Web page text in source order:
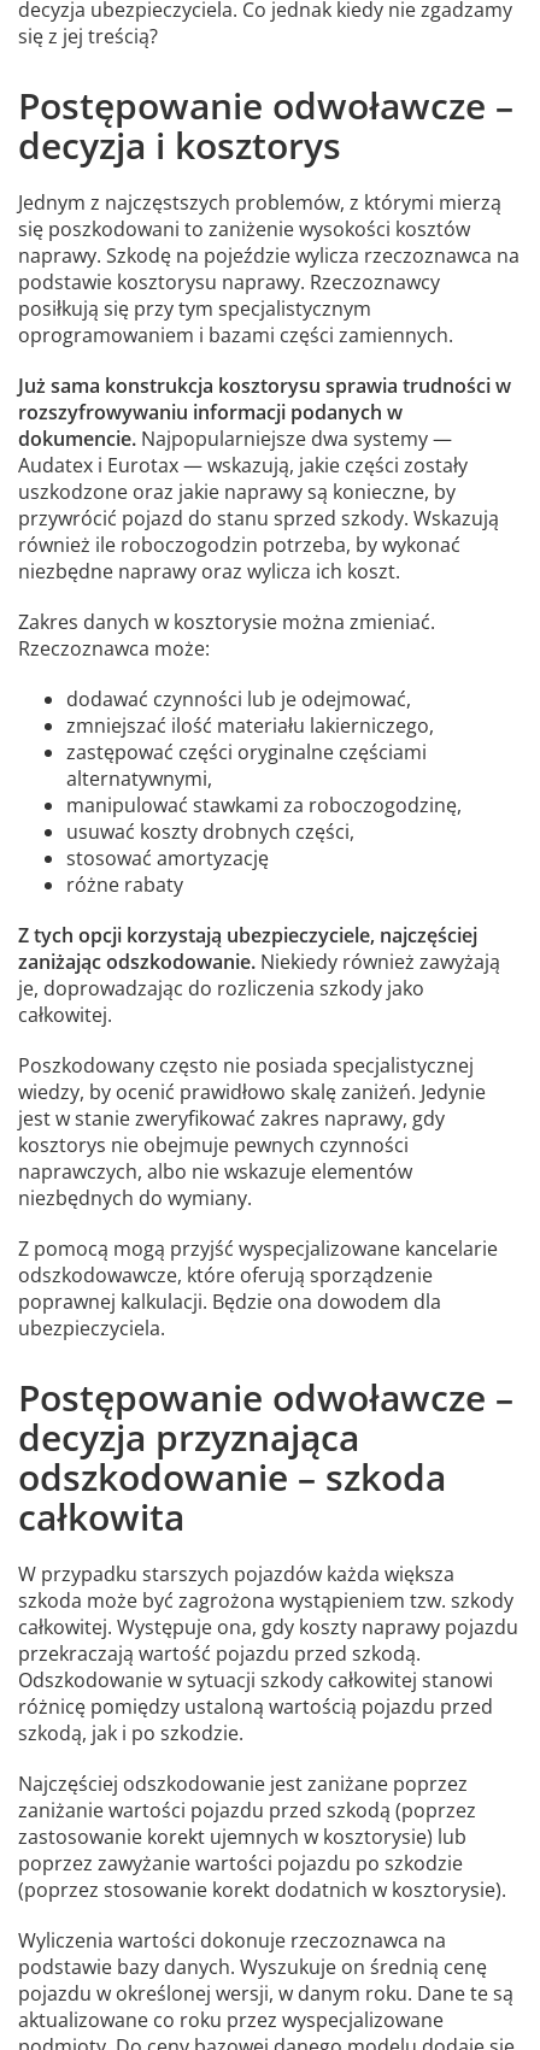
decyzja ubezpieczyciela. Co jednak kiedy nie zgadzamy
się z jej treścią?
Postępowanie odwoławcze –
decyzja i kosztorys
Jednym z najczęstszych problemów, z którymi mierzą
się poszkodowani to zaniżenie wysokości kosztów
naprawy. Szkodę na pojeździe wylicza rzeczoznawca na
podstawie kosztorysu naprawy. Rzeczoznawcy
posiłkują się przy tym specjalistycznym
oprogramowaniem i bazami części zamiennych.
Już sama konstrukcja kosztorysu sprawia trudności w
rozszyfrowywaniu informacji podanych w
dokumencie. Najpopularniejsze dwa systemy —
Audatex i Eurotax — wskazują, jakie części zostały
uszkodzone oraz jakie naprawy są konieczne, by
przywrócić pojazd do stanu sprzed szkody. Wskazują
również ile roboczogodzin potrzeba, by wykonać
niezbędne naprawy oraz wylicza ich koszt.
Zakres danych w kosztorysie można zmieniać.
Rzeczoznawca może:
dodawać czynności lub je odejmować,
zmniejszać ilość materiału lakierniczego,
zastępować części oryginalne częściami
alternatywnymi,
manipulować stawkami za roboczogodzinę,
usuwać koszty drobnych części,
stosować amortyzację
różne rabaty
Z tych opcji korzystają ubezpieczyciele, najczęściej
zaniżając odszkodowanie. Niekiedy również zawyżają
je, doprowadzając do rozliczenia szkody jako
całkowitej.
Poszkodowany często nie posiada specjalistycznej
wiedzy, by ocenić prawidłowo skalę zaniżeń. Jedynie
jest w stanie zweryfikować zakres naprawy, gdy
kosztorys nie obejmuje pewnych czynności
naprawczych, albo nie wskazuje elementów
niezbędnych do wymiany.
Z pomocą mogą przyjść wyspecjalizowane kancelarie
odszkodowawcze, które oferują sporządzenie
poprawnej kalkulacji. Będzie ona dowodem dla
ubezpieczyciela.
Postępowanie odwoławcze –
decyzja przyznająca
odszkodowanie – szkoda
całkowita
W przypadku starszych pojazdów każda większa
szkoda może być zagrożona wystąpieniem tzw. szkody
całkowitej. Występuje ona, gdy koszty naprawy pojazdu
przekraczają wartość pojazdu przed szkodą.
Odszkodowanie w sytuacji szkody całkowitej stanowi
różnicę pomiędzy ustaloną wartością pojazdu przed
szkodą, jak i po szkodzie.
Najczęściej odszkodowanie jest zaniżane poprzez
zaniżanie wartości pojazdu przed szkodą (poprzez
zastosowanie korekt ujemnych w kosztorysie) lub
poprzez zawyżanie wartości pojazdu po szkodzie
(poprzez stosowanie korekt dodatnich w kosztorysie).
Wyliczenia wartości dokonuje rzeczoznawca na
podstawie bazy danych. Wyszukuje on średnią cenę
pojazdu w określonej wersji, w danym roku. Dane te są
aktualizowane co roku przez wyspecjalizowane